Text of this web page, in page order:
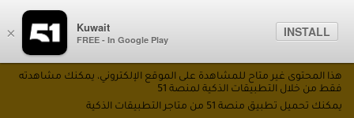
× Kuwait
FREE - In Google Play
INSTALL
هذا المحتوى غير متاح للمشاهدة على الموقع الإلكتروني، يمكنك مشاهدته
فقط من خلال التطبيقات الذكية لمنصة 51
يمكنك تحميل تطبيق منصة 51 من متاجر التطبيقات الذكية